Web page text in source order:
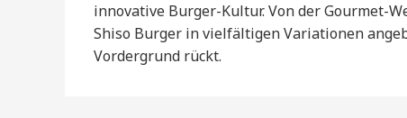
innovative Burger-Kultur. Von der Gourmet-
Shiso Burger in vielfältigen Variationen
Vordergrund rückt.